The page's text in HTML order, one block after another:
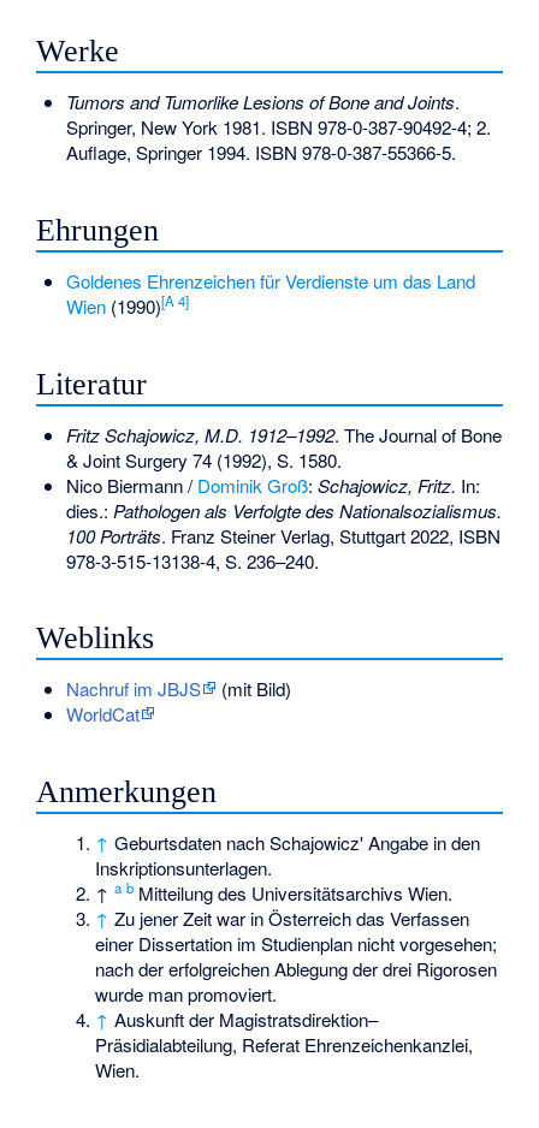
Werke
Tumors and Tumorlike Lesions of Bone and Joints.
Springer, New York 1981. ISBN 978-0-387-90492-4; 2.
Auflage, Springer 1994. ISBN 978-0-387-55366-5.
Ehrungen
Goldenes Ehrenzeichen für Verdienste um das Land
Wien(1990)[A 4]
Literatur
Fritz Schajowicz, M.D. 1912–1992. The Journal of Bone
& Joint Surgery 74 (1992), S. 1580.
Nico Biermann /Dominik Groß: Schajowicz, Fritz. In:
dies.: Pathologen als Verfolgte des Nationalsozialismus.
100 Porträts. Franz Steiner Verlag, Stuttgart 2022, ISBN
978-3-515-13138-4, S. 236–240.
Weblinks
Nachruf im JBJS
(mit Bild)
WorldCat
Anmerkungen
↑ Geburtsdaten nach Schajowicz' Angabe in den
Inskriptionsunterlagen.
↑a b Mitteilung des Universitätsarchivs Wien.
↑ Zu jener Zeit war in Österreich das Verfassen
einer Dissertation im Studienplan nicht vorgesehen;
nach der erfolgreichen Ablegung der drei Rigorosen
wurde man promoviert.
↑ Auskunft der Magistratsdirektion–
Präsidialabteilung, Referat Ehrenzeichenkanzlei,
Wien.